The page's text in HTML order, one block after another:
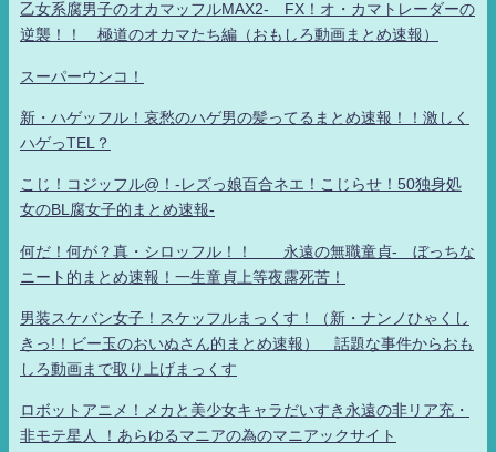
乙女系腐男子のオカマッフルMAX2- FX！オ・カマトレーダーの
逆襲！！ 極道のオカマたち編（おもしろ動画まとめ速報）
スーパーウンコ！
新・ハゲッフル！哀愁のハゲ男の髪ってるまとめ速報！！激しく
ハゲっTEL？
こじ！コジッフル@！-レズっ娘百合ネエ！こじらせ！50独身処
女のBL腐女子的まとめ速報-
何だ！何が？真・シロッフル！！ 永遠の無職童貞- ぼっちな
ニート的まとめ速報！一生童貞上等夜露死苦！
男装スケバン女子！スケッフルまっくす！（新・ナンノひゃくし
きっ!！ビー玉のおいぬさん的まとめ速報） 話題な事件からおも
しろ動画まで取り上げまっくす
ロボットアニメ！メカと美少女キャラだいすき永遠の非リア充・
非モテ星人 ！あらゆるマニアの為のマニアックサイト